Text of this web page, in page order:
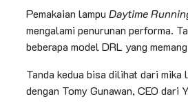
Pemakaian lampu Daytime
mengalami penurunan performa.
beberapa model DRL yang
Tanda kedua bisa dilihat dari
dengan Tomy Gunawan, CEO